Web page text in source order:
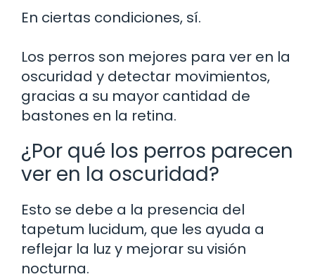
En ciertas condiciones, sí.
Los perros son mejores para ver en la
oscuridad y detectar movimientos,
gracias a su mayor cantidad de
bastones en la retina.
¿Por qué los perros parecen
ver en la oscuridad?
Esto se debe a la presencia del
tapetum lucidum, que les ayuda a
reflejar la luz y mejorar su visión
nocturna.